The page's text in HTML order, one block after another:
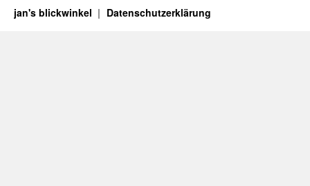
jan's blickwinkel Datenschutzerklärung